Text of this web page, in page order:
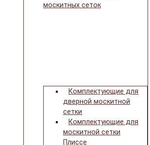
москитных сеток
Комплектующие для
дверной москитной
сетки
Комплектующие для
москитной сетки
Плиссе